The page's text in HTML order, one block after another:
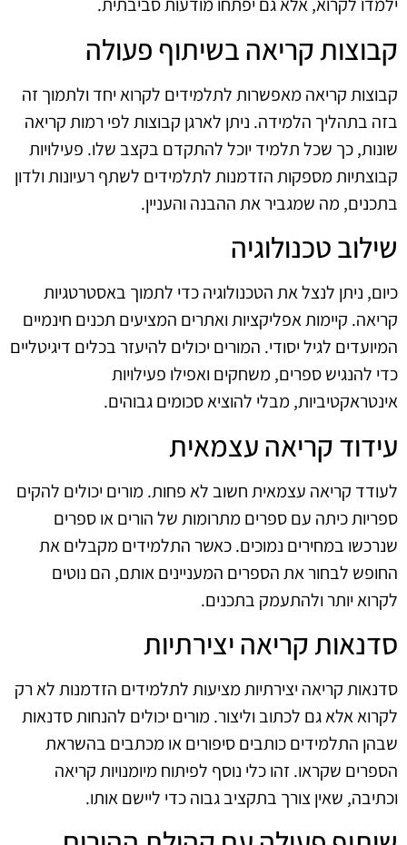
ילמדו לקרוא, אלא גם יפתחו מודעות סביבתית.
קבוצות קריאה בשיתוף פעולה
קבוצות קריאה מאפשרות לתלמידים לקרוא יחד ולתמוך זה
בזה בתהליך הלמידה. ניתן לארגן קבוצות לפי רמות קריאה
שונות, כך שכל תלמיד יוכל להתקדם בקצב שלו. פעילויות
קבוצתיות מספקות הזדמנות לתלמידים לשתף רעיונות ולדון
בתכנים, מה שמגביר את ההבנה והעניין.
שילוב טכנולוגיה
כיום, ניתן לנצל את הטכנולוגיה כדי לתמוך באסטרטגיות
קריאה. קיימות אפליקציות ואתרים המציעים תכנים חינמיים
המיועדים לגיל יסודי. המורים יכולים להיעזר בכלים דיגיטליים
כדי להנגיש ספרים, משחקים ואפילו פעילויות
אינטראקטיביות, מבלי להוציא סכומים גבוהים.
עידוד קריאה עצמאית
לעודד קריאה עצמאית חשוב לא פחות. מורים יכולים להקים
ספריות כיתה עם ספרים מתרומות של הורים או ספרים
שנרכשו במחירים נמוכים. כאשר התלמידים מקבלים את
החופש לבחור את הספרים המעניינים אותם, הם נוטים
לקרוא יותר ולהתעמק בתכנים.
סדנאות קריאה יצירתיות
סדנאות קריאה יצירתיות מציעות לתלמידים הזדמנות לא רק
לקרוא אלא גם לכתוב וליצור. מורים יכולים להנחות סדנאות
שבהן התלמידים כותבים סיפורים או מכתבים בהשראת
הספרים שקראו. זהו כלי נוסף לפיתוח מיומנויות קריאה
וכתיבה, שאין צורך בתקציב גבוה כדי ליישם אותו.